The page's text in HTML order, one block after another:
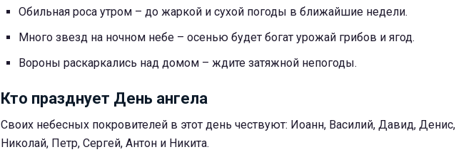
Обильная роса утром – до жаркой и сухой погоды в ближайшие недели.
Много звезд на ночном небе – осенью будет богат урожай грибов и ягод.
Вороны раскаркались над домом – ждите затяжной непогоды.
Кто празднует День ангела
Своих небесных покровителей в этот день чествуют: Иоанн, Василий, Давид, Денис,
Николай, Петр, Сергей, Антон и Никита.